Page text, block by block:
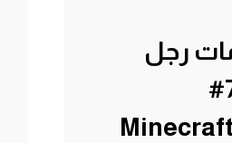
رجل
الثلج :( #74 | 74#